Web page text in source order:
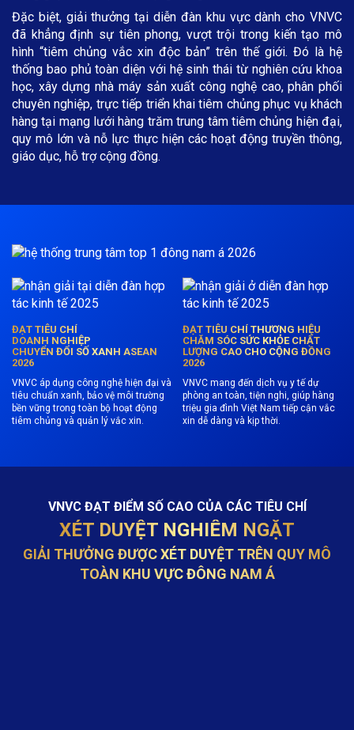
Đặc biệt, giải thưởng tại diễn đàn khu vực dành cho VNVC
đã khẳng định sự tiên phong, vượt trội trong kiến tạo mô
hình “tiêm chủng vắc xin độc bản” trên thế giới. Đó là hệ
thống bao phủ toàn diện với hệ sinh thái từ nghiên cứu khoa
học, xây dựng nhà máy sản xuất công nghệ cao, phân phối
chuyên nghiệp, trực tiếp triển khai tiêm chủng phục vụ khách
hàng tại mạng lưới hàng trăm trung tâm tiêm chủng hiện đại,
quy mô lớn và nỗ lực thực hiện các hoạt động truyền thông,
giáo dục, hỗ trợ cộng đồng.
ĐẠT TIÊU CHÍ
DOANH NGHIỆP
CHUYỂN ĐỔI SỐ XANH ASEAN
2026
VNVC áp dụng công nghệ hiện đại và
tiêu chuẩn xanh, bảo vệ môi trường
bền vững trong toàn bộ hoạt động
tiêm chủng và quản lý vắc xin.
ĐẠT TIÊU CHÍ THƯƠNG HIỆU
CHĂM SÓC SỨC KHỎE CHẤT
LƯỢNG CAO CHO CỘNG ĐỒNG
2026
VNVC mang đến dịch vụ y tế dự
phòng an toàn, tiện nghi, giúp hàng
triệu gia đình Việt Nam tiếp cận vắc
xin dễ dàng và kịp thời.
VNVC ĐẠT ĐIỂM SỐ CAO CỦA CÁC TIÊU CHÍ
XÉT DUYỆT NGHIÊM NGẶT
GIẢI THƯỞNG ĐƯỢC XÉT DUYỆT TRÊN QUY MÔ
TOÀN KHU VỰC ĐÔNG NAM Á